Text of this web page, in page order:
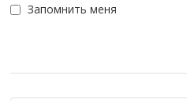
Запомнить меня